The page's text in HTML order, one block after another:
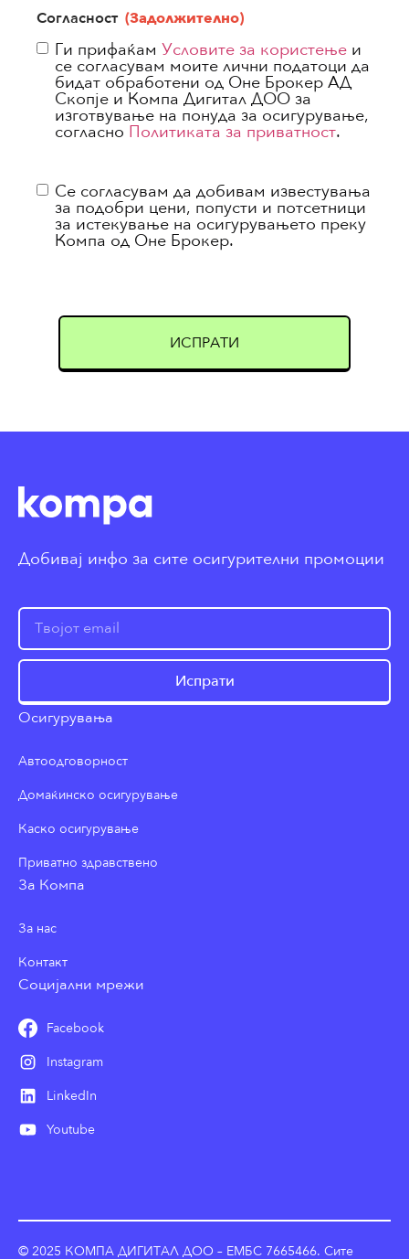
Согласност (Задолжително)
Ги прифаќам Условите за користење и
се согласувам моите лични податоци да
бидат обработени од Оне Брокер АД
Скопје и Компа Дигитал ДОО за
изготвување на понуда за осигурување,
согласно Политиката за приватност.
Согласност
Се согласувам да добивам известувања
за подобри цени, попусти и потсетници
за истекување на осигурувањето преку
Компа од Оне Брокер.
Добивај инфо за сите осигурителни промоции
Испрати
Осигурувања
Автоодговорност
Домаќинско осигурување
Каско осигурување
Приватно здравствено
За Компа
За нас
Контакт
Социјални мрежи
Facebook
Instagram
LinkedIn
Youtube
© 2025 КОМПА ДИГИТАЛ ДОО – ЕМБС 7665466. Сите